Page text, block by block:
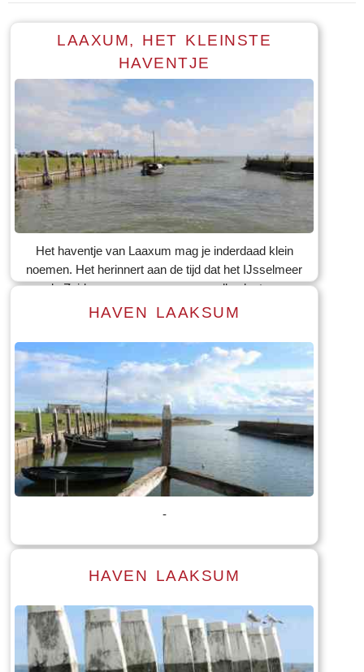
LAAXUM, HET KLEINSTE
HAVENTJE
Het haventje van Laaxum mag je inderdaad klein
noemen. Het herinnert aan de tijd dat het IJsselmeer
nog de Zuiderzee was en nagenoeg alle plaatsen aan
de Friese kust visserij bedreven. Er worden in
Staverse jollen, een type vissersschip dat in vroegere
tijden ook in Laaxum gebruikt werd. In 2012 werd het
honderdjarige bestaan van de haven gevierd.
Lees meer
Tekst: © Bauke Folkertsma Foto: © Bauke Folkertsma
HAVEN LAAKSUM
-
HAVEN LAAKSUM